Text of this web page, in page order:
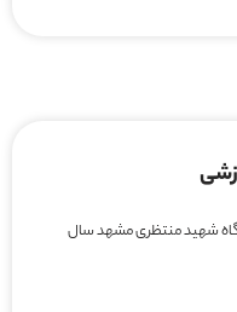
شهید منتظری مشهد سال